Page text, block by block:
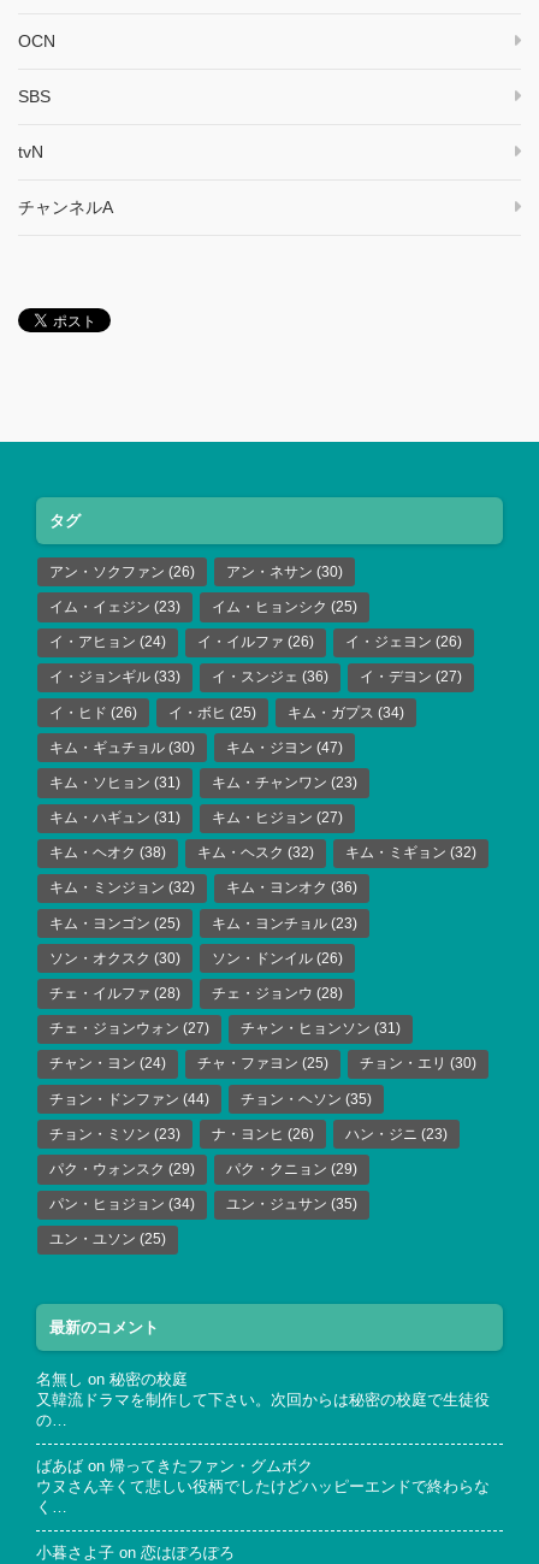
OCN
SBS
tvN
チャンネルA
タグ
アン・ソクファン (26) アン・ネサン (30)
イム・イェジン (23) イム・ヒョンシク (25)
イ・アヒョン (24) イ・イルファ (26) イ・ジェヨン (26)
イ・ジョンギル (33) イ・スンジェ (36) イ・デヨン (27)
イ・ヒド (26) イ・ボヒ (25) キム・ガプス (34)
キム・ギュチョル (30) キム・ジヨン (47)
キム・ソヒョン (31) キム・チャンワン (23)
キム・ハギュン (31) キム・ヒジョン (27)
キム・ヘオク (38) キム・ヘスク (32) キム・ミギョン (32)
キム・ミンジョン (32) キム・ヨンオク (36)
キム・ヨンゴン (25) キム・ヨンチョル (23)
ソン・オクスク (30) ソン・ドンイル (26)
チェ・イルファ (28) チェ・ジョンウ (28)
チェ・ジョンウォン (27) チャン・ヒョンソン (31)
チャン・ヨン (24) チャ・ファヨン (25) チョン・エリ (30)
チョン・ドンファン (44) チョン・ヘソン (35)
チョン・ミソン (23) ナ・ヨンヒ (26) ハン・ジニ (23)
パク・ウォンスク (29) パク・クニョン (29)
パン・ヒョジョン (34) ユン・ジュサン (35)
ユン・ユソン (25)
最新のコメント
名無し on 秘密の校庭
又韓流ドラマを制作して下さい。次回からは秘密の校庭で生徒役
の…
ばあば on 帰ってきたファン・グムボク
ウヌさん辛くて悲しい役柄でしたけどハッピーエンドで終わらな
く…
小暮さよ子 on 恋はぽろぽろ